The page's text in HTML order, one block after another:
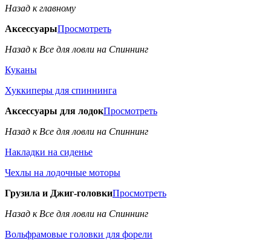
Назад к главному
АксессуарыПросмотреть
Назад к Все для ловли на Спиннинг
Куканы
Хуккиперы для спиннинга
Аксессуары для лодокПросмотреть
Назад к Все для ловли на Спиннинг
Накладки на сиденье
Чехлы на лодочные моторы
Грузила и Джиг-головкиПросмотреть
Назад к Все для ловли на Спиннинг
Вольфрамовые головки для форели